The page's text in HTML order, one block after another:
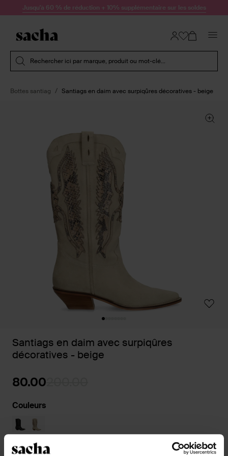
Passer au contenu
Jusqu'à 60 % de réduction + 10% supplémentaire sur les soldes
Rechercher ici par marque, produit ou mot-clé...
Bottes santiag Santiags en daim avec surpiqûres décoratives - beige
Santiags en daim avec surpiqûres
décoratives - beige
80.00
Couleurs